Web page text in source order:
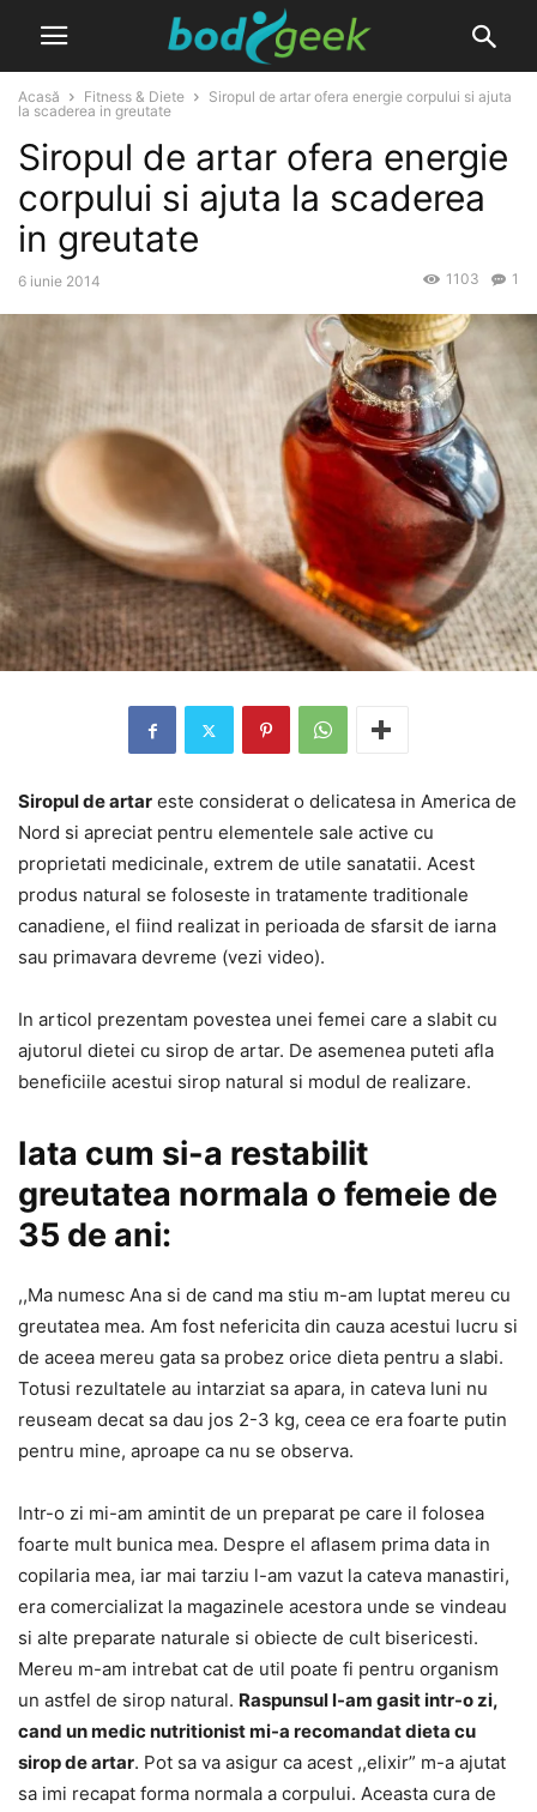
Acasă Fitness & Diete
Siropul de artar ofera energie corpului si ajuta
la scaderea in greutate
Siropul de artar ofera energie
corpului si ajuta la scaderea
in greutate
6 iunie 2014 1
1103
Siropul de artar este considerat o delicatesa in America de
Nord si apreciat pentru elementele sale active cu
proprietati medicinale, extrem de utile sanatatii. Acest
produs natural se foloseste in tratamente traditionale
canadiene, el fiind realizat in perioada de sfarsit de iarna
sau primavara devreme (vezi video).
In articol prezentam povestea unei femei care a slabit cu
ajutorul dietei cu sirop de artar. De asemenea puteti afla
beneficiile acestui sirop natural si modul de realizare.
Iata cum si-a restabilit
greutatea normala o femeie de
35 de ani:
,,Ma numesc Ana si de cand ma stiu m-am luptat mereu cu
greutatea mea. Am fost nefericita din cauza acestui lucru si
de aceea mereu gata sa probez orice dieta pentru a slabi.
Totusi rezultatele au intarziat sa apara, in cateva luni nu
reuseam decat sa dau jos 2-3 kg, ceea ce era foarte putin
pentru mine, aproape ca nu se observa.
Intr-o zi mi-am amintit de un preparat pe care il folosea
foarte mult bunica mea. Despre el aflasem prima data in
copilaria mea, iar mai tarziu l-am vazut la cateva manastiri,
era comercializat la magazinele acestora unde se vindeau
si alte preparate naturale si obiecte de cult bisericesti.
Mereu m-am intrebat cat de util poate fi pentru organism
un astfel de sirop natural. Raspunsul l-am gasit intr-o zi,
cand un medic nutritionist mi-a recomandat dieta cu
sirop de artar. Pot sa va asigur ca acest ,,elixir” m-a ajutat
sa imi recapat forma normala a corpului. Aceasta cura de